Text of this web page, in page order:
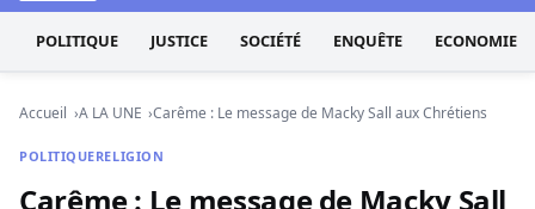
POLITIQUE JUSTICE SOCIÉTÉ ENQUÊTE ECONOMIE
Accueil A LA UNE Carême : Le message de Macky Sall aux Chrétiens
POLITIQUERELIGION
Carême : Le message de Macky Sall